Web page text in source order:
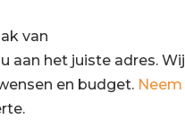
van
aan het juiste adres. Wij
en budget. Neem